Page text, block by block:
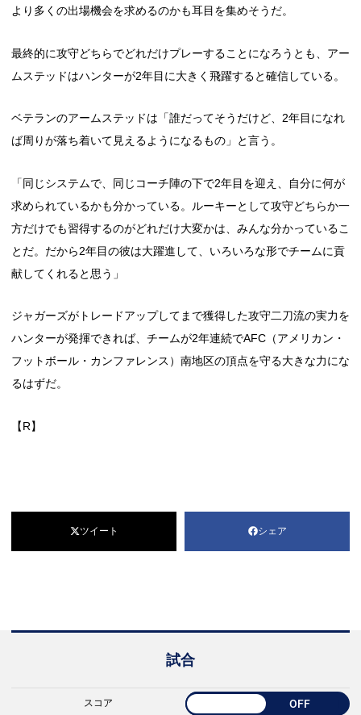
より多くの出場機会を求めるのかも耳目を集めそうだ。
最終的に攻守どちらでどれだけプレーすることになろうとも、アー
ムステッドはハンターが2年目に大きく飛躍すると確信している。
ベテランのアームステッドは「誰だってそうだけど、2年目になれ
ば周りが落ち着いて見えるようになるもの」と言う。
「同じシステムで、同じコーチ陣の下で2年目を迎え、自分に何が
求められているかも分かっている。ルーキーとして攻守どちらか一
方だけでも習得するのがどれだけ大変かは、みんな分かっているこ
とだ。だから2年目の彼は大躍進して、いろいろな形でチームに貢
献してくれると思う」
ジャガーズがトレードアップしてまで獲得した攻守二刀流の実力を
ハンターが発揮できれば、チームが2年連続でAFC（アメリカン・
フットボール・カンファレンス）南地区の頂点を守る大きな力にな
るはずだ。
【R】
ツイート シェア
試合
スコア OFF